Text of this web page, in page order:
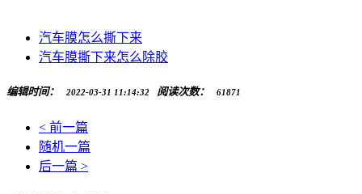
汽车膜怎么撕下来
汽车膜撕下来怎么除胶
编辑时间： 2022-03-31 11:14:32 阅读次数： 61871
< 前一篇
随机一篇
后一篇 >